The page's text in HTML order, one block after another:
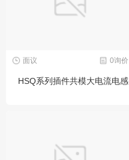
0询价
面议
HSQ系列插件共模大电流电感